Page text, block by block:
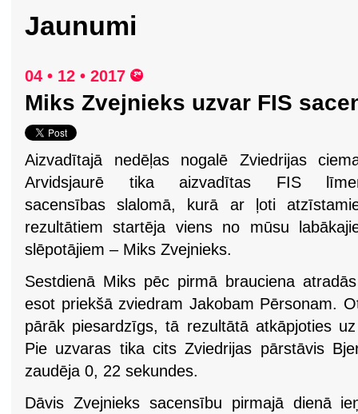
Jaunumi
04 • 12 • 2017
Miks Zvejnieks uzvar FIS
Aizvadītajā nedēļas nogalē Zviedrijas
Arvidsjaurē tika aizvadītas FIS
sacensības slalomā, kurā ar ļoti
rezultātiem startēja viens no mūsu
slēpotājiem – Miks Zvejnieks.
Sestdienā Miks pēc pirmā brauciena
esot priekšā zviedram Jakobam Pērsonam.
pārāk piesardzīgs, tā rezultātā atkāpjoties
Pie uzvaras tika cits Zviedrijas pārstāvis
zaudēja 0, 22 sekundes.
Dāvis Zvejnieks sacensību pirmajā dienā